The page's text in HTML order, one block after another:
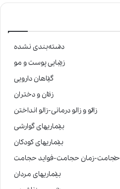
دسته‌بندی نشده
زیبایی پوست و مو
گیاهان دارویی
زنان و دختران
زالو و زالو درمانی-زالو انداختن
بیماریهای گوارشی
بیماریهای کودکان
حجامت-زمان حجامت-فواید حجامت
بیماریهای مردان